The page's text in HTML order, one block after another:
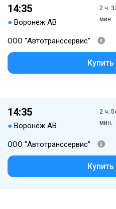
14:35
● Воронеж АВ
2 ч.
мин.
ООО "Автотранссервис"
14:35
● Воронеж АВ
2 ч.
мин.
ООО "Автотранссервис"